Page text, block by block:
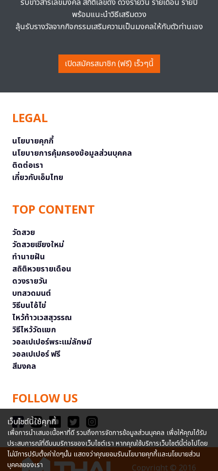
รับข่าวสารเลขมงคล สถิติเลขดัง ดวงรายวัน รายเดือน รายปี
พร้อมแนะนำวิธีเสริมดวง
ลุ้นรับรางวัลจากกิจกรรมเสริมความเป็นมงคลให้กับตัวท่านเอง
เปิดสมัครสมาชิก (ฟรี) เร็วๆนี้
LEGAL
นโยบายคุกกี้
นโยบายการคุ้มครองข้อมูลส่วนบุคคล
ติดต่อเรา
เกี่ยวกับเอ็มไทย
TOP CONTENT
วัดสวย
วัดสวยเชียงใหม่
ทำนายฝัน
สถิติหวยรายเดือน
ดวงรายวัน
บทสวดมนต์
วิธีบนไอ้ไข่
ไหว้ท้าวเวสสุวรรณ
วิธีไหว้วัดแขก
วอลเปเปอร์พระแม่ลักษมี
วอลเปเปอร์ ฟรี
สีมงคล
FOLLOW US
Copyright © 2016
เว็บไซต์นี้ใช้คุกกี้
เพื่อการนำเสนอเนื้อหาที่ดี รวมถึงการจัดการข้อมูลส่วนบุคคล เพื่อให้คุณได้รับ
ประสบการณ์ที่ดีบนบริการของเว็บไซต์เรา หากคุณใช้บริการเว็บไซต์นี้ต่อไปโดย
ไม่มีการปรับตั้งค่าใดๆนั้น แสดงว่าคุณยอมรับนโยบายคุกกี้และนโยบายส่วน
บุคคลของเรา